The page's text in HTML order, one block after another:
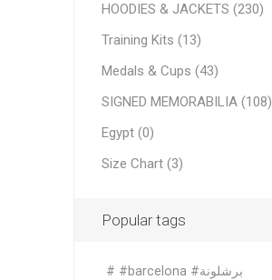
HOODIES & JACKETS (230)
Training Kits (13)
Medals & Cups (43)
SIGNED MEMORABILIA (108)
Egypt (0)
Size Chart (3)
Popular tags
# #barcelona #برشلونة